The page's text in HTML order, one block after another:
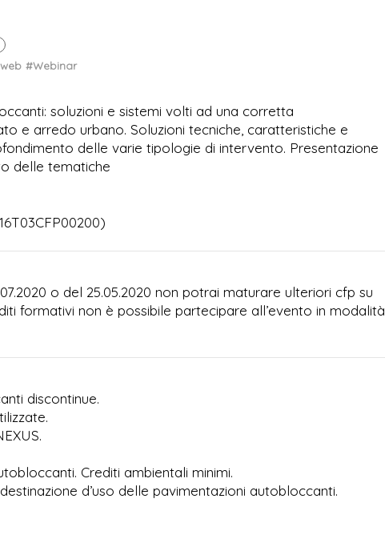
#Webinar
soluzioni e sistemi volti ad una corretta
e arredo urbano. Soluzioni tecniche, caratteristiche e
delle varie tipologie di intervento. Presentazione
delle tematiche
o del 25.05.2020 non potrai maturare ulteriori cfp su
formativi non è possibile partecipare all’evento in modalità
discontinue.
Crediti ambientali minimi.
d’uso delle pavimentazioni autobloccanti.